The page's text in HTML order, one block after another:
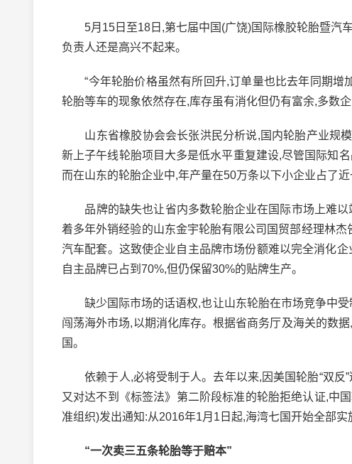
5月15日至18日,第七届中国(广饶)国际橡胶轮胎暨汽
负责人还是高兴不起来。
“今年轮胎价格虽然有所回升,订单量也比去年同期增
轮胎等车的现象依然存在,库存虽有消化但仍有富余,多数
山东省橡胶协会会长张洪民分析说,国内轮胎产业规模
新上子午线轮胎项目大多是低水平重复建设,尽管国际知
而在山东的轮胎企业中,年产量在50万条以下小企业占了
品牌的缺失也让省内多数轮胎企业在国际市场上难以
着多年外销经验的山东金宇轮胎有限公司国贸部经理林
汽车配套。这致使企业自主品牌市场份额难以完全消化
自主品牌已占到70%,但仍保留30%的贴牌生产。
缺少国际市场的话语权,也让山东轮胎在市场竞争中受
闯荡海外市场,以期消化库存。根据省商务厅及海关的数
国。
依赖于人,必将受制于人。去年以来,因美国轮胎“双反”
又对达不到《标签法》第二阶段标准的轮胎拒绝认证,中
准组织)发出通知:从2016年1月1日起,海湾七国开始全部
“一次卖三五条轮胎等于赔本”